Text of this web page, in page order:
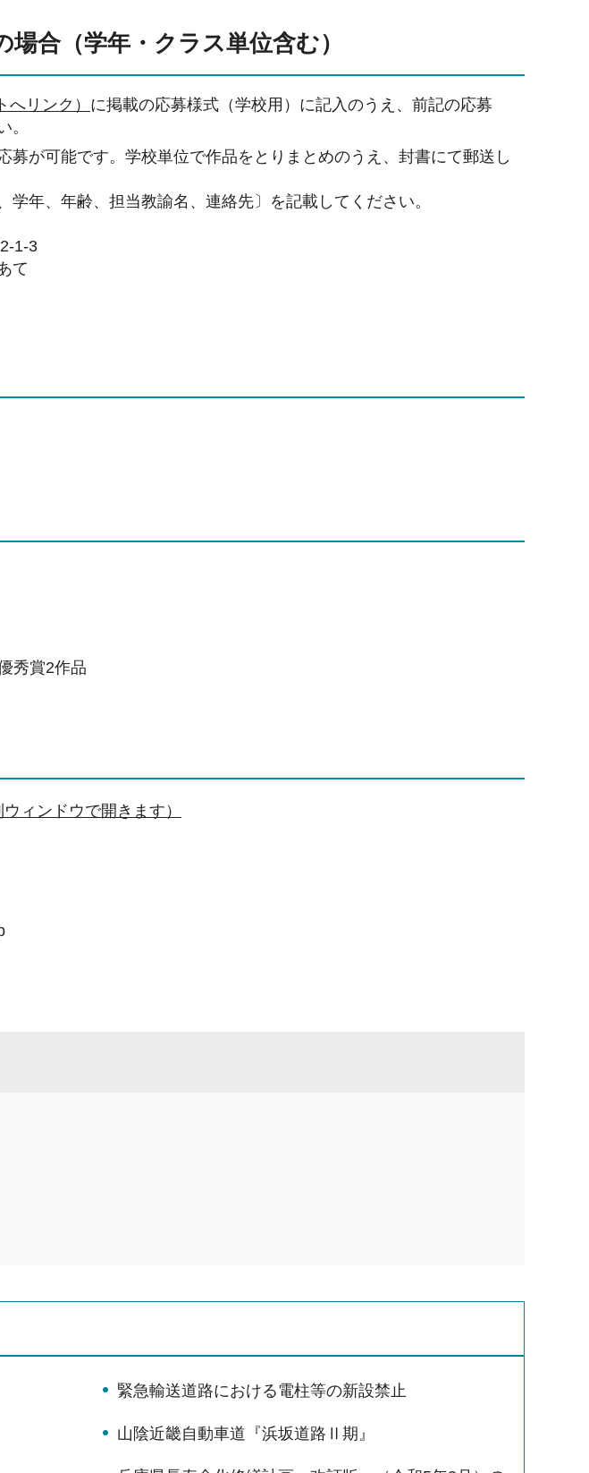
合（学年・クラス単位含む）
リンク） に掲載の応募様式（学校用）に記入のうえ、前記の応募
。
募が可能です。学校単位で作品をとりまとめのうえ、封書にて郵送し
年、年齢、担当教諭名、連絡先〕を記載してください。
1-3
て
秀賞2作品
ィンドウで開きます）
緊急輸送道路における電柱等の新設禁止
山陰近畿自動車道『浜坂道路Ⅱ期』